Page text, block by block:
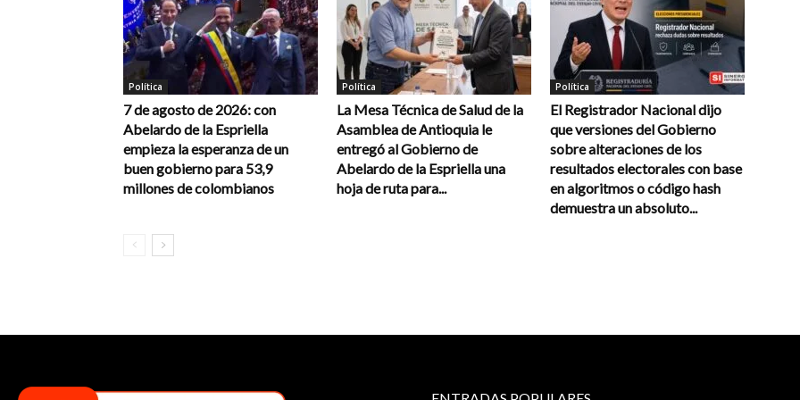
Política
7 de agosto de 2026: con
Abelardo de la Espriella
empieza la esperanza de un
buen gobierno para 53,9
millones de colombianos
Política
La Mesa Técnica de Salud de la
Asamblea de Antioquia le
entregó al Gobierno de
Abelardo de la Espriella una
hoja de ruta para...
Política
El Registrador Nacional dijo
que versiones del Gobierno
sobre alteraciones de los
resultados electorales con base
en algoritmos o código hash
demuestra un absoluto...